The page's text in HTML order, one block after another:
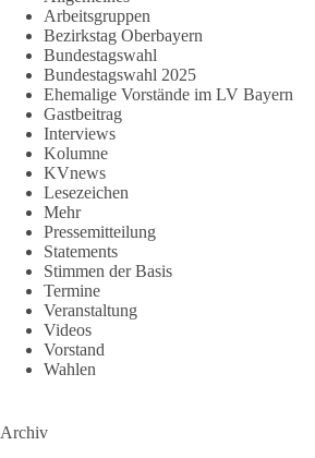
Arbeitsgruppen
Bezirkstag Oberbayern
Bundestagswahl
Bundestagswahl 2025
Ehemalige Vorstände im LV Bayern
Gastbeitrag
Interviews
Kolumne
KVnews
Lesezeichen
Mehr
Pressemitteilung
Statements
Stimmen der Basis
Termine
Veranstaltung
Videos
Vorstand
Wahlen
Archiv